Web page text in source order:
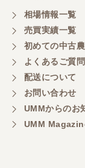
福岡県／
ずーーと
ました。
す。 直
きます。
相場情報一覧
売買実績一覧
初めての中古
よくあるご質問
配送について
お問い合わせ
UMMからのお
UMM